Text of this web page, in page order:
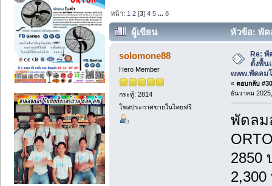
หน้า: 1 2 [3]4 5 ...8
ผู้เขียน
หัวข้อ: พัด
โรงงาน www.พัดลมโรงงาน.com (อ่าน
solomone88
Hero Member
กระทู้: 2814
โพสประกาศขายในไทยฟรี
Re: พั
ตั้งพื้น
www.พัดลม
« ตอบกลับ
ธันวาคม
พัดลม
2850